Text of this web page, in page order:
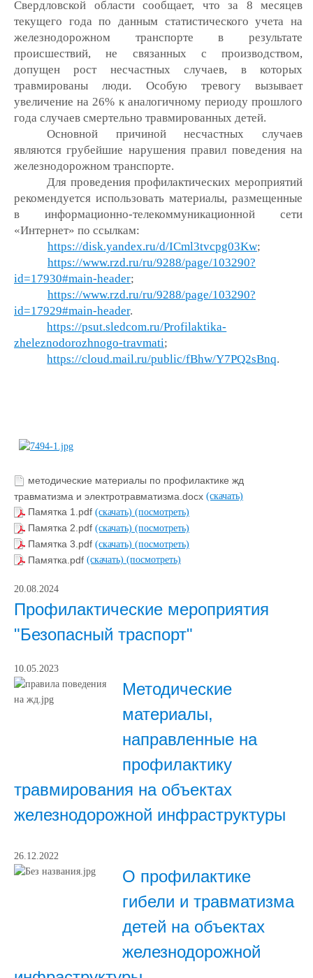
Свердловской области сообщает, что за 8 месяцев
текущего года по данным статистического учета на
железнодорожном транспорте в результате
происшествий, не связанных с производством,
допущен рост несчастных случаев, в которых
травмированы люди. Особую тревогу вызывает
увеличение на 26% к аналогичному периоду прошлого
года случаев смертельно травмированных детей.
Основной причиной несчастных случаев
являются грубейшие нарушения правил поведения на
железнодорожном транспорте.
Для проведения профилактических мероприятий
рекомендуется использовать материалы, размещенные
в информационно-телекоммуникационной сети
«Интернет» по ссылкам:
https://disk.yandex.ru/d/ICml3tvcpg03Kw;
https://www.rzd.ru/ru/9288/page/103290?
id=17930#main-header;
https://www.rzd.ru/ru/9288/page/103290?
id=17929#main-header.
https://psut.sledcom.ru/Profilaktika-
zheleznodorozhnogo-travmati;
https://cloud.mail.ru/public/fBhw/Y7PQ2sBnq.
методические материалы по профилактике жд
травматизма и электротравматизма.docx (скачать)
Памятка 1.pdf (скачать) (посмотреть)
Памятка 2.pdf (скачать) (посмотреть)
Памятка 3.pdf (скачать) (посмотреть)
Памятка.pdf (скачать) (посмотреть)
20.08.2024
Профилактические мероприятия
"Безопасный траспорт"
10.05.2023
Методические
материалы,
направленные на
профилактику
травмирования на объектах
железнодорожной инфраструктуры
26.12.2022
О профилактике
гибели и травматизма
детей на объектах
железнодорожной